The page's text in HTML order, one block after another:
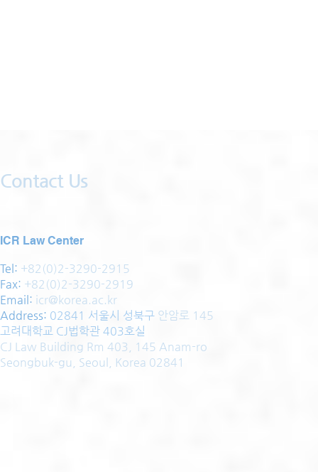
Contact Us
ICR Law Center
Tel: +82(0)2-3290-2915
Fax: +82(0)2-3290-2919
Email: icr@korea.ac.kr
Address: 02841 서울시 성북구 안암로 145
고려대학교 CJ법학관 403호실
CJ Law Building Rm 403, 145 Anam-ro
Seongbuk-gu, Seoul, Korea 02841